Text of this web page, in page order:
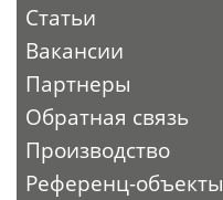
Статьи
Вакансии
Партнеры
Обратная связь
Производство
Референц-объекты